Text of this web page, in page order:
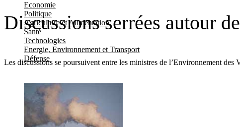
Economie
Politique
Agriculture et Alimentation
Santé
Technologies
Energie, Environnement et Transport
Défense
Discussions serrées autour
Les discussions se poursuivent entre les ministres de l’Environnement